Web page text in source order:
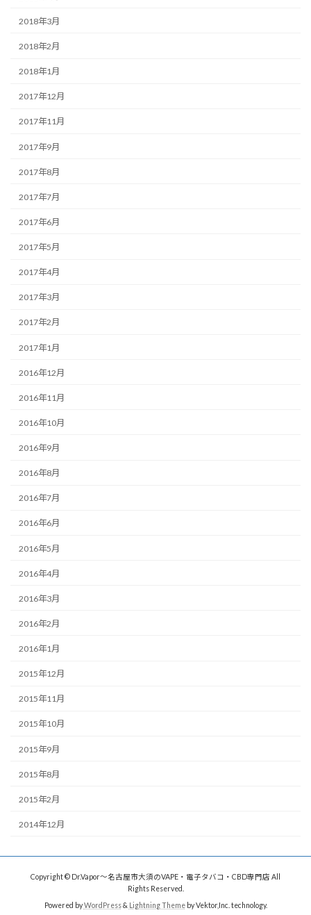
2018年3月
2018年2月
2018年1月
2017年12月
2017年11月
2017年9月
2017年8月
2017年7月
2017年6月
2017年5月
2017年4月
2017年3月
2017年2月
2017年1月
2016年12月
2016年11月
2016年10月
2016年9月
2016年8月
2016年7月
2016年6月
2016年5月
2016年4月
2016年3月
2016年2月
2016年1月
2015年12月
2015年11月
2015年10月
2015年9月
2015年8月
2015年2月
2014年12月
Copyright © Dr.Vapor〜名古屋市大須のVAPE・電子タバコ・CBD専門店 All
Rights Reserved.
Powered byWordPress& Lightning Themeby Vektor,Inc. technology.